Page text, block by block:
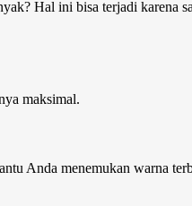
Hal ini bisa terjadi karena
maksimal.
Anda menemukan warna